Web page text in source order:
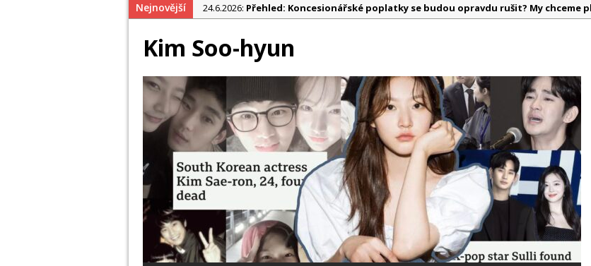
Nejnovější 24.6.2026: Přehled: Koncesionářské poplatky se budou opravdu rušit? My chceme
10.6.2026:Přehled: Tohle bude drahý! Pokuta za „chirurgy z dovozu“ bude mastná
29.6.2026:
Přehled: Z tropů se začíná otřásat země a politikům vedro leze na mozek
Kim Soo-hyun